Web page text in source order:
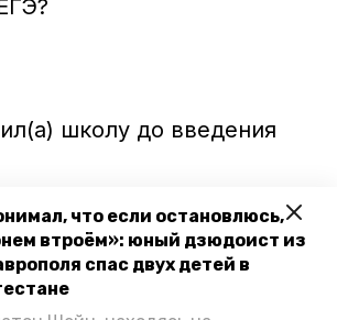
что если остановлюсь,
втроём»: юный дзюдоист из
спас двух детей в
школу до введения
в школе